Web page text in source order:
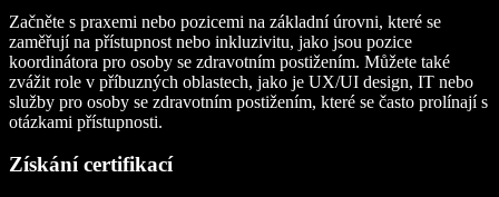
Začněte s praxemi nebo pozicemi na základní úrovni, které se
zaměřují na přístupnost nebo inkluzivitu, jako jsou pozice
koordinátora pro osoby se zdravotním postižením. Můžete také
zvážit role v příbuzných oblastech, jako je UX/UI design, IT nebo
služby pro osoby se zdravotním postižením, které se často prolínají s
otázkami přístupnosti.
Získání certifikací